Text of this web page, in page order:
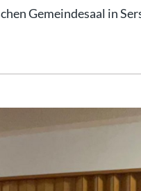
Gemeindesaal in